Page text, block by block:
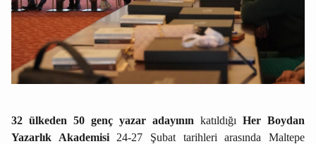
32 ülkeden 50 genç yazar adayının katıldığı Her Boydan
Yazarlık Akademisi24-27 Şubat tarihleri arasında Maltepe